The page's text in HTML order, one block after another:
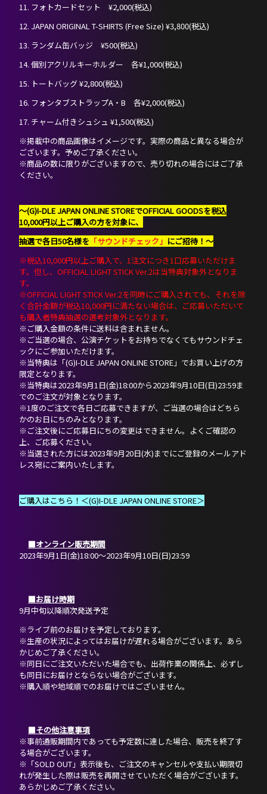
11. フォトカードセット ¥2,000(税込)
12. JAPAN ORIGINAL T-SHIRTS (Free Size) ¥3,800(税込)
13. ランダム缶バッジ ¥500(税込)
14. 個別アクリルキーホルダー 各¥1,000(税込)
15. トートバッグ ¥2,800(税込)
16. フォンタブストラップA・B 各¥2,000(税込)
17. チャーム付きシュシュ ¥1,500(税込)
※掲載中の商品画像はイメージです。実際の商品と異なる場合が
ございます。予めご了承ください。
※商品の数に限りがございますので、売り切れの場合にはご了承
ください。
〜(G)I-DLE JAPAN ONLINE STOREでOFFICIAL GOODSを税込
10,000円以上ご購入の方を対象に、
抽選で各日50名様を 「サウンドチェック」 にご招待！〜
※税込10,000円以上ご購入で、1注文につき1口応募いただけま
す。但し、OFFICIAL LIGHT STICK Ver.2は当特典対象外となりま
す。
※OFFICIAL LIGHT STICK Ver.2を同時にご購入されても、それを除
く合計金額が税込10,000円に満たない場合は、ご応募いただいて
も購入者特典抽選の選考対象外となります。
※ご購入金額の条件に送料は含まれません。
※ご当選の場合、公演チケットをお持ちでなくてもサウンドチェ
ックにご参加いただけます。
※当特典は「(G)I-DLE JAPAN ONLINE STORE」でお買い上げの方
限定となります。
※当特典は2023年9月1日(金)18:00から2023年9月10日(日)23:59ま
でのご注文が対象となります。
※1度のご注文で各日ご応募できますが、ご当選の場合はどちら
かのお日にちのみとなります。
※ご注文後にご応募日にちの変更はできません。よくご確認の
上、ご応募ください。
※当選された方には2023年9月20日(水)までにご登録のメールアド
レス宛にご案内いたします。
ご購入はこちら！ ＜(G)I-DLE JAPAN ONLINE STORE＞
■オンライン販売期間
2023年9月1日(金)18:00〜2023年9月10日(日)23:59
■お届け時期
9月中旬以降順次発送予定
※ライブ前のお届けを予定しております。
※生産の状況によってはお届けが遅れる場合がございます。あら
かじめご了承ください。
※同日にご注文いただいた場合でも、出荷作業の関係上、必ずし
も同日にお届けとならない場合がございます。
※購入順や地域順でのお届けではございません。
■その他注意事項
※事前通販期間内であっても予定数に達した場合、販売を終了す
る場合がございます。
※「SOLD OUT」表示後も、ご注文のキャンセルや支払い期限切
れが発生した際は販売を再開させていただく場合がございます。
あらかじめご了承ください。
NEVERLAND JAPAN